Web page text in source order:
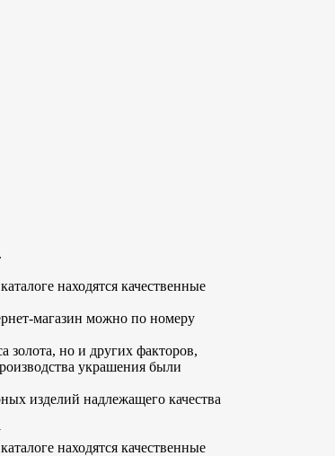
находятся качественные
магазин можно по номеру
золота, но и других факторов,
украшения были
изделий надлежащего качества
находятся качественные